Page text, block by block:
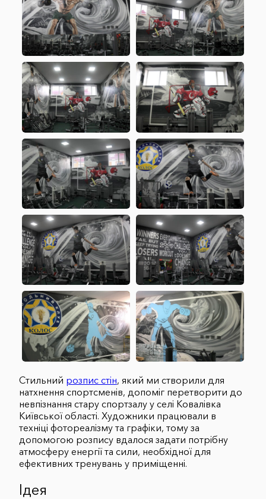
Стильний розпис стін, який ми створили для
натхнення спортсменів, допоміг перетворити до
невпізнання стару спортзалу у селі Ковалівка
Київської області. Художники працювали в
техніці фотореалізму та графіки, тому за
допомогою розпису вдалося задати потрібну
атмосферу енергії та сили, необхідної для
ефективних тренувань у приміщенні.
Ідея